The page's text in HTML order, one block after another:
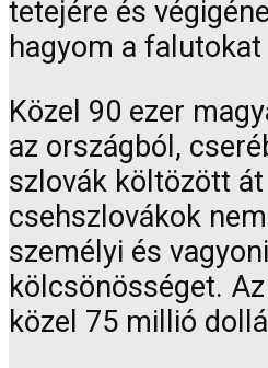
tetejére és
hagyom a
Közel 90 ezer
az országból,
szlovák költözött
csehszlovákok
személyi és vagyoni
kölcsönösséget.
közel 75 millió